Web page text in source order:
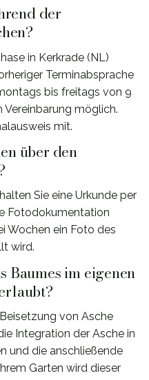
der
in Kerkrade (NL)
Terminabsprache
bis freitags von 9
Vereinbarung möglich.
mit.
über den
Sie eine Urkunde per
Fotodokumentation
Wochen ein Foto des
wird.
Baumes im eigenen
von Asche
Integration der Asche in
und die anschließende
Garten wird dieser